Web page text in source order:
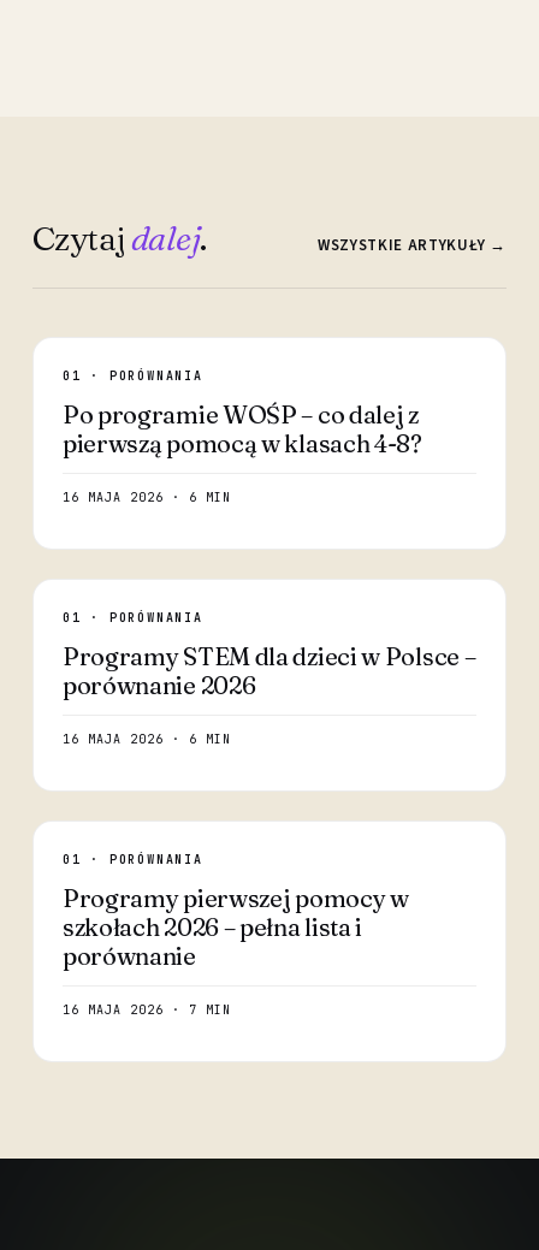
Czytaj dalej. WSZYSTKIE ARTYKUŁY →
01 · PORÓWNANIA
Po programie WOŚP – co dalej z
pierwszą pomocą w klasach 4-8?
16 MAJA 2026 · 6 MIN
01 · PORÓWNANIA
Programy STEM dla dzieci w Polsce –
porównanie 2026
16 MAJA 2026 · 6 MIN
01 · PORÓWNANIA
Programy pierwszej pomocy w
szkołach 2026 – pełna lista i
porównanie
16 MAJA 2026 · 7 MIN